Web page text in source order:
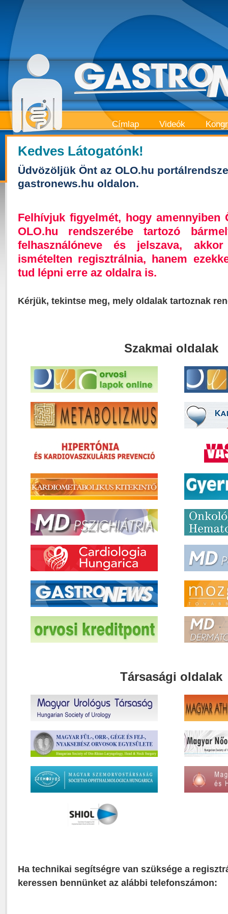
Címlap Videók
Kedves Látogatónk!
Üdvözöljük Önt az OLO.hu
gastronews.hu oldalon.
Felhívjuk figyelmét, hogy amennyiben
OLO.hu rendszerébe tartozó
felhasználóneve és jelszava,
ismételten regisztrálnia, hanem
tud lépni erre az oldalra is.
Kérjük, tekintse meg, mely oldalak tartoznak
Szakmai oldalak
Társasági oldalak
Ha technikai segítségre van szüksége a
keressen bennünket az alábbi telefonszámon: